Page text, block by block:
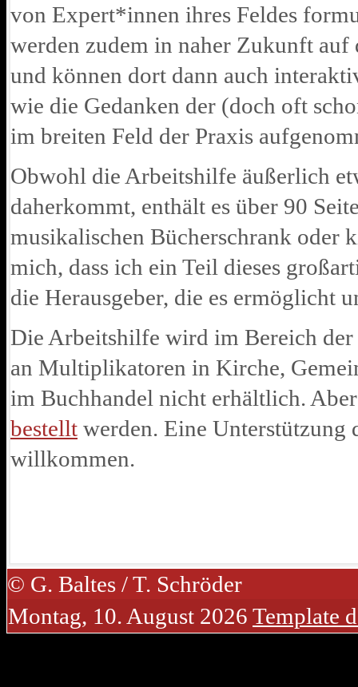
von Expert*innen ihres Feldes
werden zudem in naher Zukunft
und können dort dann auch
wie die Gedanken der (doch oft
im breiten Feld der Praxis
Obwohl die Arbeitshilfe äußerlich
daherkommt, enthält es über 90
musikalischen Bücherschrank oder
mich, dass ich ein Teil dieses
die Herausgeber, die es ermöglicht
Die Arbeitshilfe wird im Bereich
an Multiplikatoren in Kirche,
im Buchhandel nicht erhältlich.
bestellt werden. Eine Unterstützung
willkommen.
© G. Baltes / T. Schröder
Montag, 10. August 2026 Template